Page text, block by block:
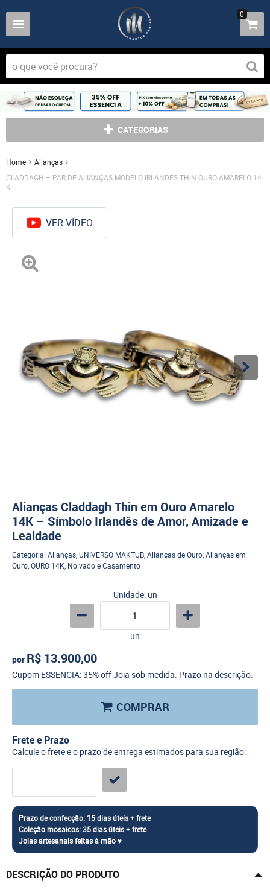
0
CATEGORIAS
Home
Alianças
CLADDAGH – PAR DE ALIANÇAS MODELO IRLANDES THIN OURO AMARELO 14
K
Alianças Claddagh Thin em Ouro Amarelo
14K – Símbolo Irlandês de Amor, Amizade e
Lealdade
Categoria: Alianças UNIVERSO MAKTUB Alianças de Ouro Alianças em
Ouro OURO 14K Noivado e Casamento
VER VÍDEO
Unidade: un
un
por R$ 13.900,00
Cupom ESSENCIA: 35% off Joia sob medida. Prazo na descrição.
COMPRAR
Frete e Prazo
Calcule o frete e o prazo de entrega estimados para sua região:
DESCRIÇÃO DO PRODUTO